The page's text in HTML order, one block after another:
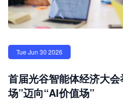
Tue Jun 30 2026
首届光谷智能体经济大
场”迈向“AI价值场”